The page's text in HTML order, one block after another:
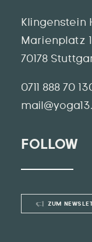
Klingenstein
Marienplatz
70178
0711 888 70
FOLLOW
ZUM